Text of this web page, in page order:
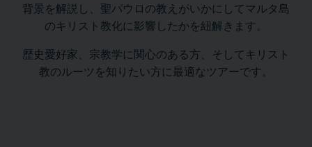
背景を解説し、聖パウロの教えがいかにしてマルタ島
のキリスト教化に影響したかを紐解きます。
歴史愛好家、宗教学に関心のある方、そしてキリスト
教のルーツを知りたい方に最適なツアーです。